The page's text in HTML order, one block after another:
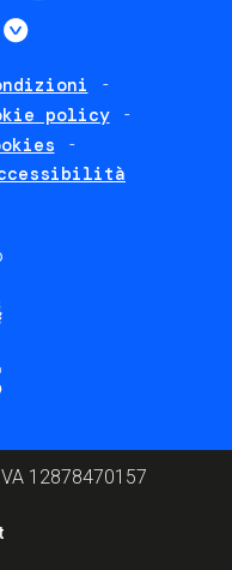
Mostra ulteriori
policy
12878470157